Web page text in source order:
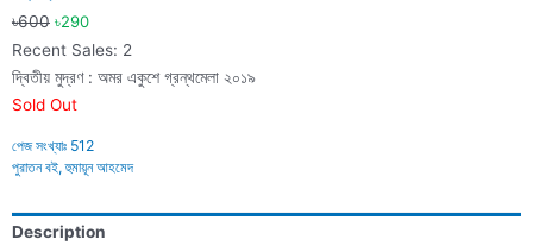
৳600 ৳290
Recent Sales: 2
দ্বিতীয় মুদ্রণ : অমর একুশে গ্রন্থমেলা ২০১৯
Sold Out
পেজ সংখ্যাঃ 512
পুরাতন বই,হুমায়ূন আহমেদ
Description